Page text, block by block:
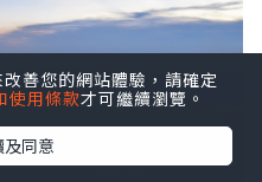
善您的網站體驗，請確定
使用條款才可繼續瀏覽。
同意